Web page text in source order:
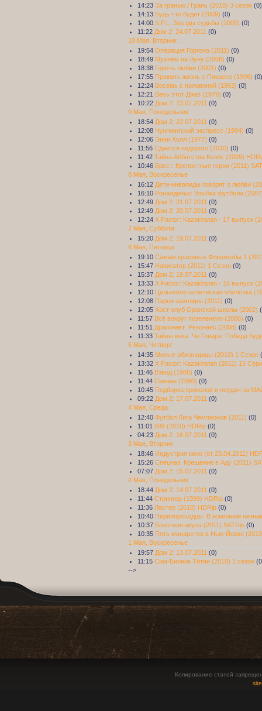
14:23 За гранью / Грань (2010) 3 сезон (0)
14:13 Будь что будет (2009) (0)
14:00 S.P.L. Звезды судьбы (2005) (0)
11:22 Дом 2: 24.07.2011 (0)
10 Мая, Вторник
19:54 Операция Горгона (2011) (0)
18:49 Мухнём на Луну (2008) (0)
18:38 Горечь любви (2001) (0)
17:55 Прожить жизнь с Пикассо (1996) (0)
12:24 Восемь с половиной (1963) (0)
12:21 Весь этот Джаз (1979) (0)
10:22 Дом 2: 23.07.2011 (0)
9 Мая, Понедельник
18:54 Дом 2: 22.07.2011 (0)
12:08 Чунгкингский экспресс (1994) (0)
12:06 Энни Холл (1977) (0)
11:56 Сдается недорого (2010) (0)
11:42 Тайна Аббатства Келлс (2009)
10:46 Брест. Крепостные герои (2011)
8 Мая, Воскресенье
16:12 Дети-инвалиды говорят о любви
16:10 Роналдиньо: Улыбка футбола
12:49 Дом 2: 21.07.2011 (0)
12:49 Дом 2: 20.07.2011 (0)
12:24 X Factor: Kazakhstan - 17 выпуск
7 Мая, Суббота
15:20 Дом 2: 19.07.2011 (0)
6 Мая, Пятница
19:10 Самые красивые Флешмобы 1
15:47 Навигатор (2011) 1 Сезон (0)
15:37 Дом 2: 18.07.2011 (0)
13:33 X Factor: Kazakhstan - 16 выпуск
12:10 Цельнометаллическая оболочка
12:08 Парни-вампиры (2011) (0)
12:05 Хост-клуб Оранской школы (2002)
11:57 Всё вокруг позеленело (2006) (0)
11:51 Драгонавт: Резонанс (2008) (0)
11:33 Тайны века. Че Гевара: Победа
5 Мая, Четверг
14:35 Милые обманщицы (2010) 1 Сезон
13:32 X Factor: Kazakhstan (2011) 15
11:46 Взвод (1986) (0)
11:44 Сияние (1980) (0)
10:45 Подборка приколов и неудач за
09:22 Дом 2: 17.07.2011 (0)
4 Мая, Среда
12:40 Футбол Лига Чемпионов (2011) (0)
11:01 999 (2010) HDRip (0)
04:23 Дом 2: 16.07.2011 (0)
3 Мая, Вторник
18:46 Индустрия кино (от 23.04.2011)
15:26 Спецназ. Крещение в Аду (2011)
07:07 Дом 2: 15.07.2011 (0)
2 Мая, Понедельник
18:44 Дом 2: 14.07.2011 (0)
11:44 Стрингер (1999) HDRip (0)
11:36 Ластер (2010) HDRip (0)
10:40 Первопроходцы: В компании
10:37 Болотная акула (2011) SATRip (0)
10:35 Пять минаретов в Нью-Йорке
1 Мая, Воскресенье
19:57 Дом 2: 13.07.2011 (0)
11:15 Сим-Бионик Титан (2010) 1 сезон
-->
Копирование статей